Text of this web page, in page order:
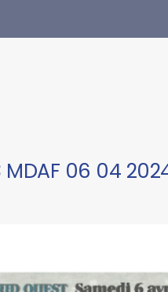
06 04